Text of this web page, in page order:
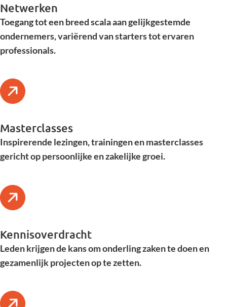
Netwerken
Toegang tot een breed scala aan gelijkgestemde
ondernemers, variërend van starters tot ervaren
professionals.
Masterclasses
Inspirerende lezingen, trainingen en masterclasses
gericht op persoonlijke en zakelijke groei.
Kennisoverdracht
Leden krijgen de kans om onderling zaken te doen en
gezamenlijk projecten op te zetten.